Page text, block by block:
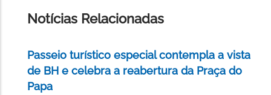
Notícias Relacionadas
Passeio turístico especial contempla a vista
de BH e celebra a reabertura da Praça do
Papa